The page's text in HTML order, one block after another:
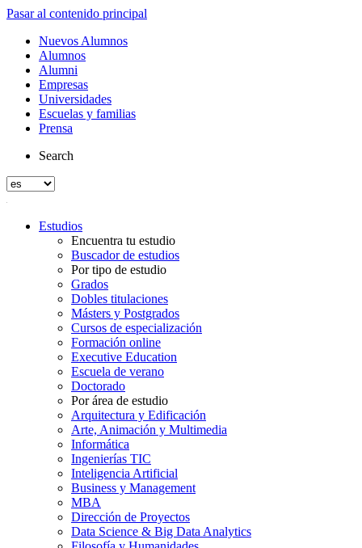
Pasar al contenido principal
Nuevos Alumnos
Alumnos
Alumni
Empresas
Universidades
Escuelas y familias
Prensa
Search
Estudios
Encuentra tu estudio
Buscador de estudios
Por tipo de estudio
Grados
Dobles titulaciones
Másters y Postgrados
Cursos de especialización
Formación online
Executive Education
Escuela de verano
Doctorado
Por área de estudio
Arquitectura y Edificación
Arte, Animación y Multimedia
Informática
Ingenierías TIC
Inteligencia Artificial
Business y Management
MBA
Dirección de Proyectos
Data Science & Big Data Analytics